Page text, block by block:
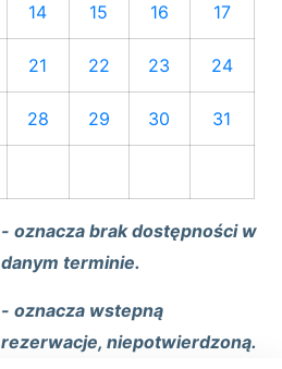
14 15 16 17
21 22 23 24
28 29 30 31
- oznacza brak dostępności w
danym terminie.
- oznacza wstepną
rezerwacje, niepotwierdzoną.